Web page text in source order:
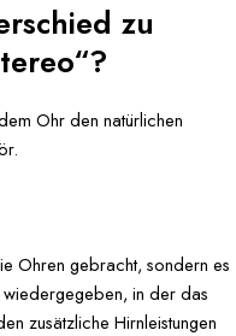
zu
Ohr den natürlichen
Ohren gebracht, sondern es
wiedergegeben, in der das
zusätzliche Hirnleistungen